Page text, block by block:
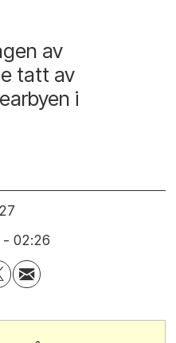
av
tatt av
i
- 02:26